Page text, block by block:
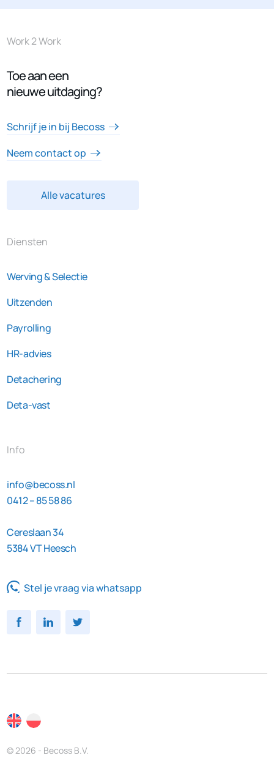
Work 2 Work
Toe aan een
nieuwe uitdaging?
Schrijf je in bij Becoss
Neem contact op
Alle vacatures
Diensten
Werving & Selectie
Uitzenden
Payrolling
HR-advies
Detachering
Deta-vast
Info
info@becoss.nl
0412 – 85 58 86
Cereslaan 34
5384 VT Heesch
Stel je vraag via whatsapp
© 2026 - Becoss B.V.